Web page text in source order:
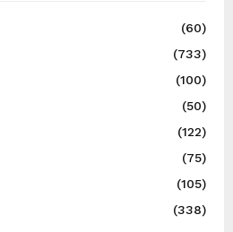
(60)
(733)
(100)
(50)
(122)
(75)
(105)
(338)